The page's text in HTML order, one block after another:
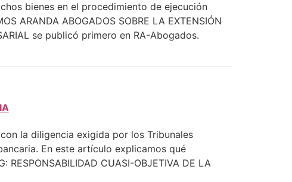
bienes en el procedimiento de ejecución
ARANDA ABOGADOS SOBRE LA EXTENSIÓN
se publicó primero en RA-Abogados.
la diligencia exigida por los Tribunales
En este artículo explicamos qué
CUASI-OBJETIVA DE LA